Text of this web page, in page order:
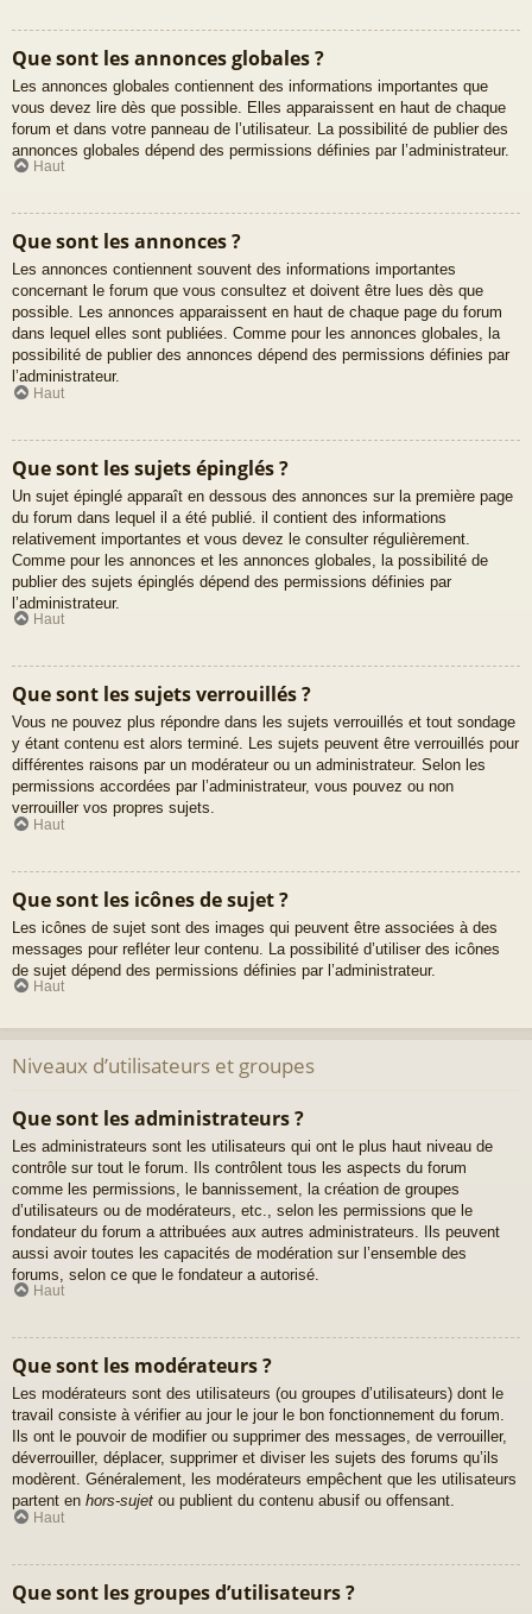
Que sont les annonces globales ?
Les annonces globales contiennent des informations importantes que
vous devez lire dès que possible. Elles apparaissent en haut de chaque
forum et dans votre panneau de l’utilisateur. La possibilité de publier des
annonces globales dépend des permissions définies par l’administrateur.
Haut
Que sont les annonces ?
Les annonces contiennent souvent des informations importantes
concernant le forum que vous consultez et doivent être lues dès que
possible. Les annonces apparaissent en haut de chaque page du forum
dans lequel elles sont publiées. Comme pour les annonces globales, la
possibilité de publier des annonces dépend des permissions définies par
l’administrateur.
Haut
Que sont les sujets épinglés ?
Un sujet épinglé apparaît en dessous des annonces sur la première page
du forum dans lequel il a été publié. il contient des informations
relativement importantes et vous devez le consulter régulièrement.
Comme pour les annonces et les annonces globales, la possibilité de
publier des sujets épinglés dépend des permissions définies par
l’administrateur.
Haut
Que sont les sujets verrouillés ?
Vous ne pouvez plus répondre dans les sujets verrouillés et tout sondage
y étant contenu est alors terminé. Les sujets peuvent être verrouillés pour
différentes raisons par un modérateur ou un administrateur. Selon les
permissions accordées par l’administrateur, vous pouvez ou non
verrouiller vos propres sujets.
Haut
Que sont les icônes de sujet ?
Les icônes de sujet sont des images qui peuvent être associées à des
messages pour refléter leur contenu. La possibilité d’utiliser des icônes
de sujet dépend des permissions définies par l’administrateur.
Haut
Niveaux d’utilisateurs et groupes
Que sont les administrateurs ?
Les administrateurs sont les utilisateurs qui ont le plus haut niveau de
contrôle sur tout le forum. Ils contrôlent tous les aspects du forum
comme les permissions, le bannissement, la création de groupes
d’utilisateurs ou de modérateurs, etc., selon les permissions que le
fondateur du forum a attribuées aux autres administrateurs. Ils peuvent
aussi avoir toutes les capacités de modération sur l’ensemble des
forums, selon ce que le fondateur a autorisé.
Haut
Que sont les modérateurs ?
Les modérateurs sont des utilisateurs (ou groupes d’utilisateurs) dont le
travail consiste à vérifier au jour le jour le bon fonctionnement du forum.
Ils ont le pouvoir de modifier ou supprimer des messages, de verrouiller,
déverrouiller, déplacer, supprimer et diviser les sujets des forums qu’ils
modèrent. Généralement, les modérateurs empêchent que les utilisateurs
partent en hors-sujet ou publient du contenu abusif ou offensant.
Haut
Que sont les groupes d’utilisateurs ?